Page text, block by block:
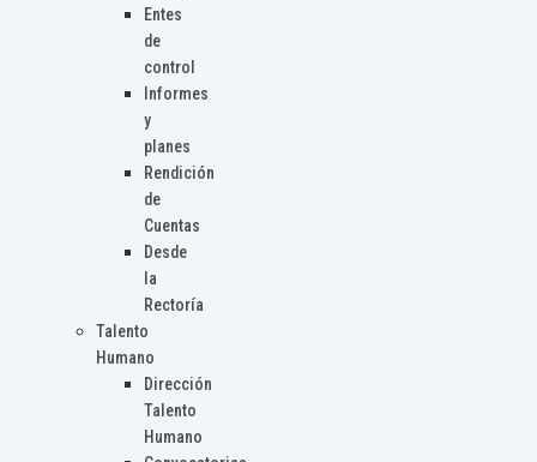
Entes
de
control
Informes
y
planes
Rendición
de
Cuentas
Desde
la
Rectoría
Talento
Humano
Dirección
Talento
Humano